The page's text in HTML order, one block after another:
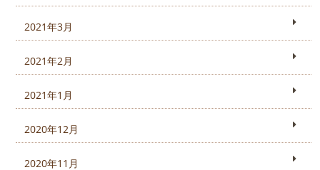
2021年3月
2021年2月
2021年1月
2020年12月
2020年11月